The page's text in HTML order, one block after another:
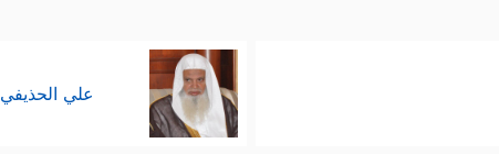
منهج الظالمين:
علي الحذيفي